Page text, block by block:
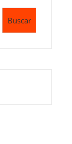
Buscar